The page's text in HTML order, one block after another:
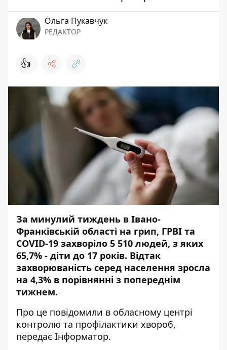
Ольга Пукавчук
РЕДАКТОР
👍
За минулий тиждень в Івано-
Франківській області на грип, ГРВІ та
COVID-19 захворіло 5 510 людей, з яких
65,7% - діти до 17 років. Відтак
захворюваність серед населення зросла
на 4,3% в порівнянні з попереднім
тижнем.
Про це повідомили в обласному центрі
контролю та профілактики хвороб,
передає Інформатор.